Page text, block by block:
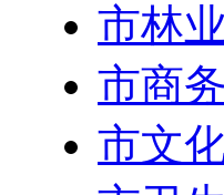
市林
市商
市文